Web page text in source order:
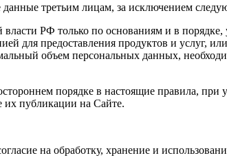
третьим лицам, за исключением
РФ только по основаниям и в
для предоставления продуктов и услуг,
объем персональных данных,
порядке в настоящие правила,
их публикации на Сайте.
на обработку, хранение и